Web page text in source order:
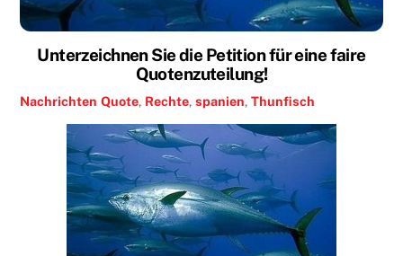
Unterzeichnen Sie die Petition für eine faire
Quotenzuteilung!
Nachrichten Quote, Rechte,spanien,Thunfisch